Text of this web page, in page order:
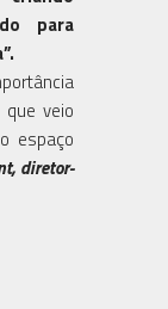
para
veio
espaço
diretor-